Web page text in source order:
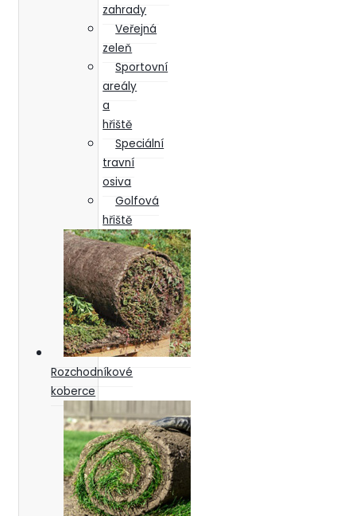
zahrady
Veřejná
zeleň
Sportovní
areály
a
hřiště
Speciální
travní
osiva
Golfová
hřiště
Rozchodníkové
koberce